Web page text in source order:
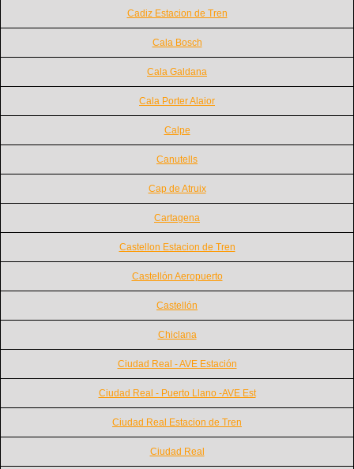
Cadiz Estacion de Tren
Cala Bosch
Cala Galdana
Cala Porter Alaior
Calpe
Canutells
Cap de Atruix
Cartagena
Castellon Estacion de Tren
Castellón Aeropuerto
Castellón
Chiclana
Ciudad Real - AVE Estación
Ciudad Real - Puerto Llano -AVE Est
Ciudad Real Estacion de Tren
Ciudad Real